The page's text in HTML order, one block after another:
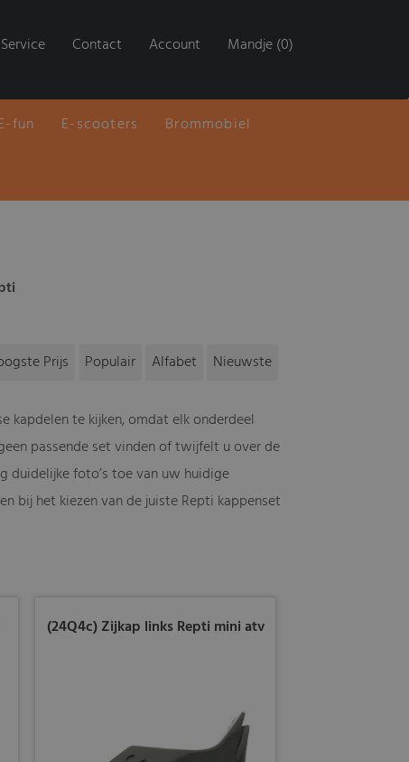
Service Contact Account Mandje (0)
fun E-scooters Brommobiel
Prijs Populair Alfabet Nieuwste
kapdelen te kijken, omdat elk onderdeel
passende set vinden of twijfelt u over de
duidelijke foto’s toe van uw huidige
bij het kiezen van de juiste Repti kappenset
(24Q4c) Zijkap links Repti mini atv